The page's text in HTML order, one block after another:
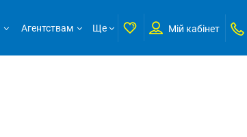
Агентствам Ще Мій кабінет